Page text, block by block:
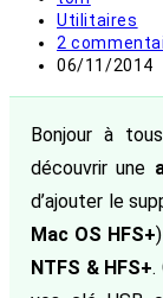
de
la
publication :
Post
category:
Utilitaires
de
2
Publication
06/11/2014
Bonjour à
découvrir une
d’ajouter le
Mac OS HFS+
NTFS & HFS+.